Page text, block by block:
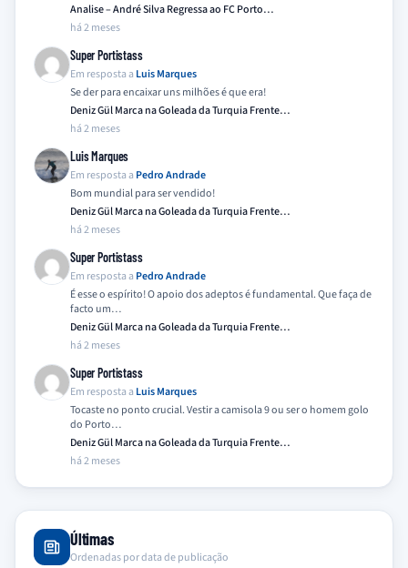
Analise – André Silva Regressa ao FC Porto…
há 2 meses
Super Portistass
Em resposta a Luis Marques
Se der para encaixar uns milhões é que era!
Deniz Gül Marca na Goleada da Turquia Frente…
há 2 meses
Luis Marques
Em resposta a Pedro Andrade
Bom mundial para ser vendido!
Deniz Gül Marca na Goleada da Turquia Frente…
há 2 meses
Super Portistass
Em resposta a Pedro Andrade
É esse o espírito! O apoio dos adeptos é fundamental. Que faça de
facto um…
Deniz Gül Marca na Goleada da Turquia Frente…
há 2 meses
Super Portistass
Em resposta a Luis Marques
Tocaste no ponto crucial. Vestir a camisola 9 ou ser o homem golo
do Porto…
Deniz Gül Marca na Goleada da Turquia Frente…
há 2 meses
Últimas
Ordenadas por data de publicação